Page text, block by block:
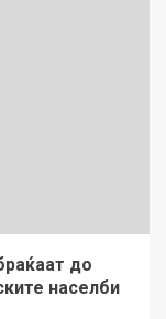
до
населби